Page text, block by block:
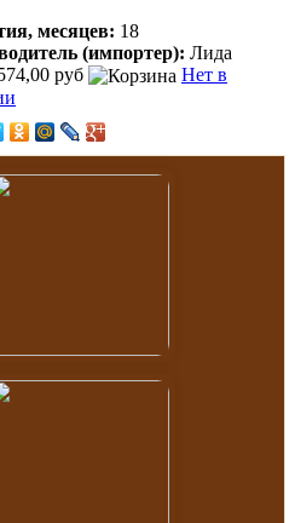
месяцев: 18
(импортер): Лида
руб
Нет в